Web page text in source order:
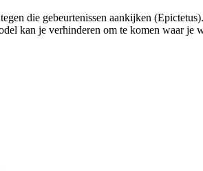
die gebeurtenissen aankijken
kan je verhinderen om te komen waar